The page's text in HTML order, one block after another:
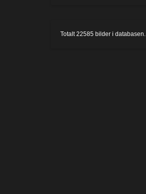
Totalt22585 bilder i databasen.